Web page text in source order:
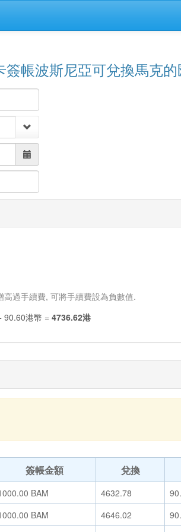
簽帳波斯尼亞可兌換馬克
過手續費, 可將手續費設為負數值.
90.60港幣 = 4736.62港
簽帳金額 兌換
BAM 4632.78
BAM 4646.02